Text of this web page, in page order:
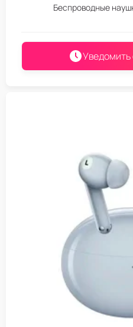
Беспроводные
Уведомить